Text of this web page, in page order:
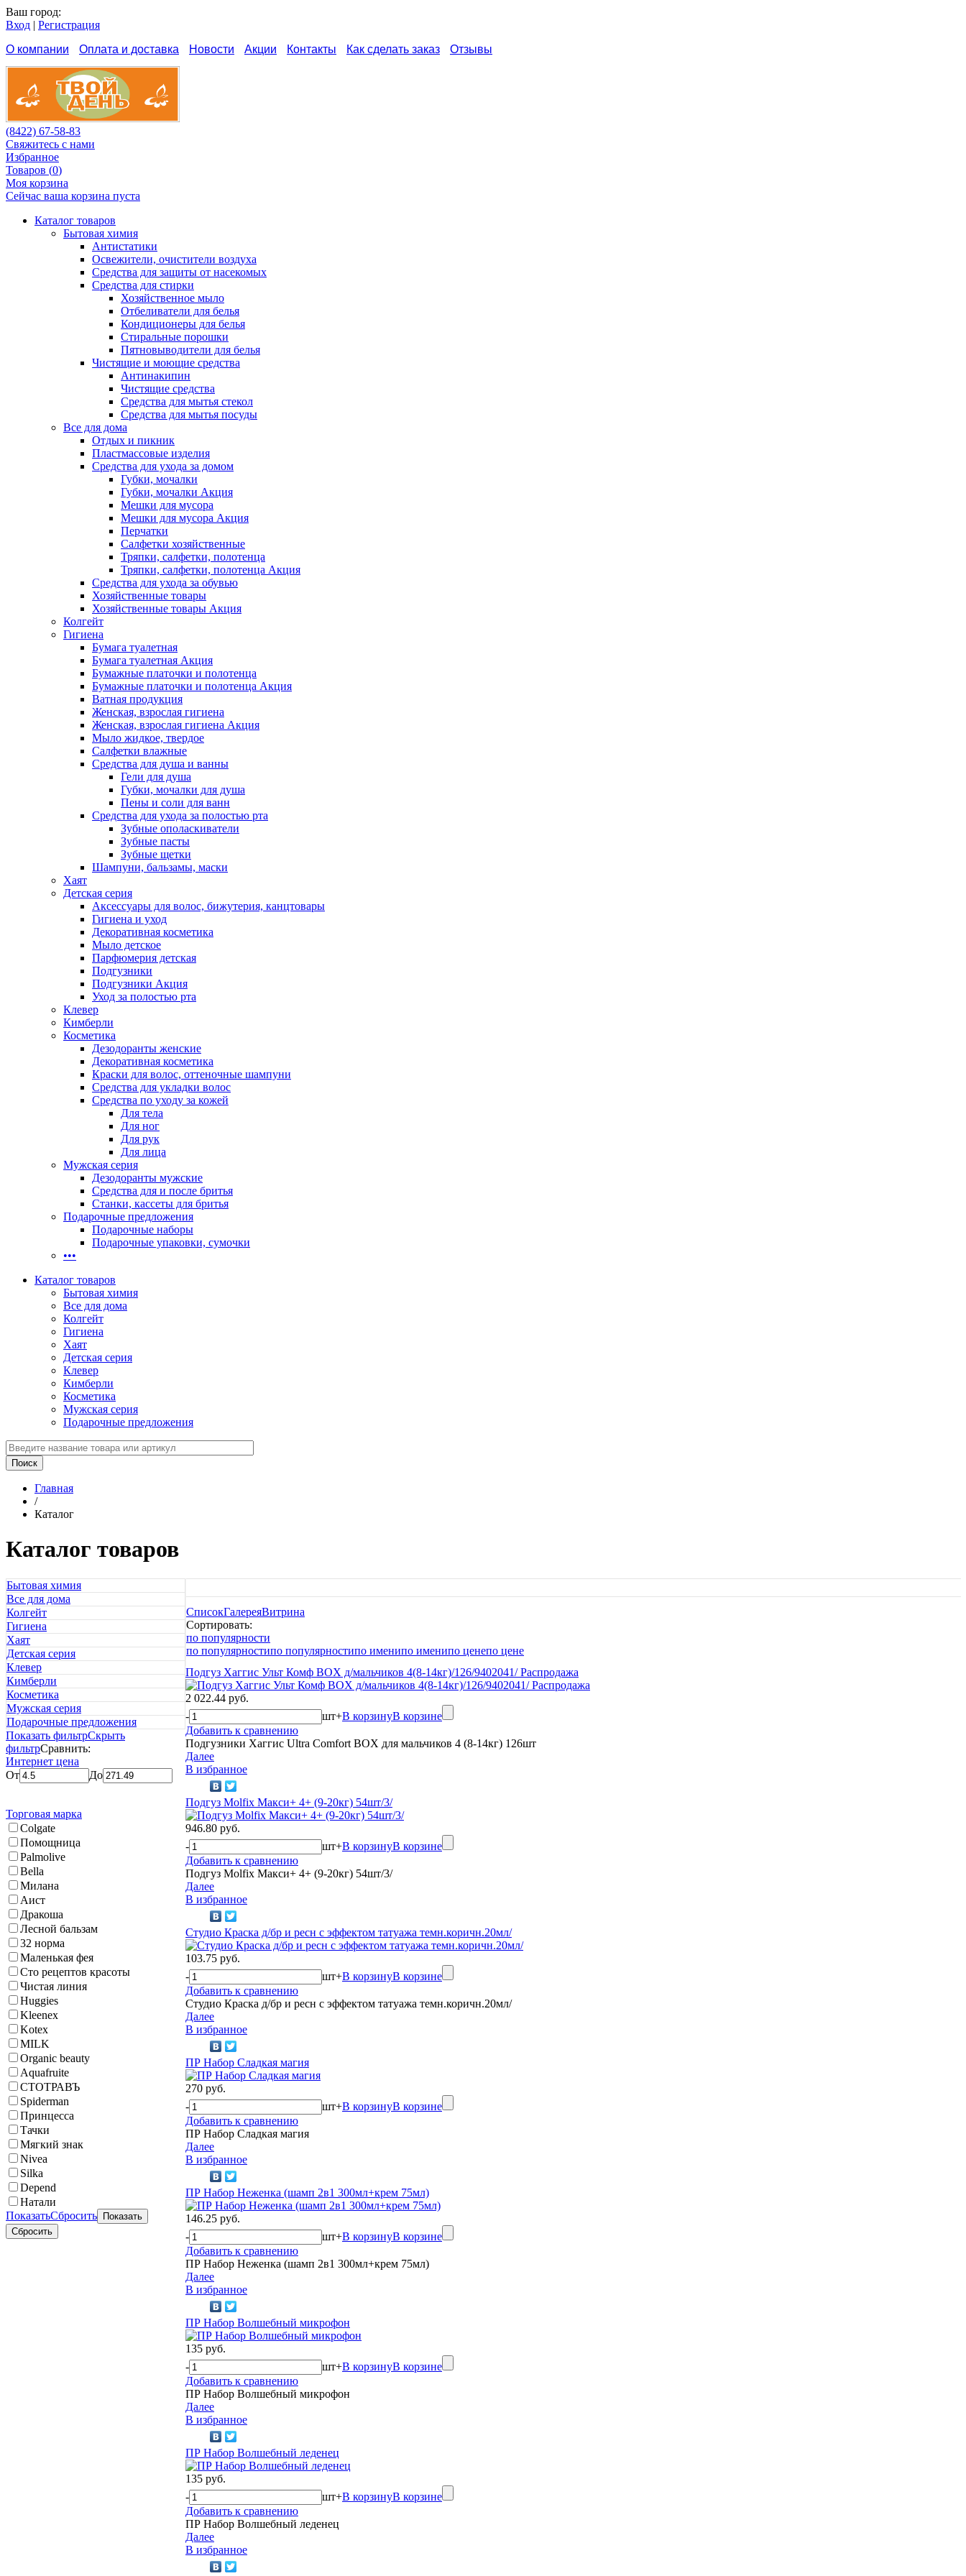
Ваш город:
Вход | Регистрация
О компании
Оплата и доставка Новости Акции Контакты Как сделать заказ Отзывы
(8422) 67-58-83
Свяжитесь с нами
Избранное
Товаров (0)
Моя корзина
Сейчас ваша корзина пуста
Каталог товаров
Бытовая химия
Антистатики
Освежители, очистители воздуха
Средства для защиты от насекомых
Средства для стирки
Хозяйственное мыло
Отбеливатели для белья
Кондиционеры для белья
Стиральные порошки
Пятновыводители для белья
Чистящие и моющие средства
Антинакипин
Чистящие средства
Средства для мытья стекол
Средства для мытья посуды
Все для дома
Отдых и пикник
Пластмассовые изделия
Средства для ухода за домом
Губки, мочалки
Губки, мочалки Акция
Мешки для мусора
Мешки для мусора Акция
Перчатки
Салфетки хозяйственные
Тряпки, салфетки, полотенца
Тряпки, салфетки, полотенца Акция
Средства для ухода за обувью
Хозяйственные товары
Хозяйственные товары Акция
Колгейт
Гигиена
Бумага туалетная
Бумага туалетная Акция
Бумажные платочки и полотенца
Бумажные платочки и полотенца Акция
Ватная продукция
Женская, взрослая гигиена
Женская, взрослая гигиена Акция
Мыло жидкое, твердое
Салфетки влажные
Средства для душа и ванны
Гели для душа
Губки, мочалки для душа
Пены и соли для ванн
Средства для ухода за полостью рта
Зубные ополаскиватели
Зубные пасты
Зубные щетки
Шампуни, бальзамы, маски
Хаят
Детская серия
Аксессуары для волос, бижутерия, канцтовары
Гигиена и уход
Декоративная косметика
Мыло детское
Парфюмерия детская
Подгузники
Подгузники Акция
Уход за полостью рта
Клевер
Кимберли
Косметика
Дезодоранты женские
Декоративная косметика
Краски для волос, оттеночные шампуни
Средства для укладки волос
Средства по уходу за кожей
Для тела
Для ног
Для рук
Для лица
Мужская серия
Дезодоранты мужские
Средства для и после бритья
Станки, кассеты для бритья
Подарочные предложения
Подарочные наборы
Подарочные упаковки, сумочки
•••
Каталог товаров
Бытовая химия
Все для дома
Колгейт
Гигиена
Хаят
Детская серия
Клевер
Кимберли
Косметика
Мужская серия
Подарочные предложения
Главная
/
Каталог
Каталог товаров
Бытовая химия
Все для дома
Колгейт
Гигиена
Хаят
Детская серия
Клевер
Кимберли
Косметика
Мужская серия
Подарочные предложения
Показать фильтрСкрыть
фильтрСравнить:
Интернет цена
От
До
Торговая марка
Colgate
Помощница
Palmolive
Bella
Милана
Аист
Дракоша
Лесной бальзам
32 норма
Маленькая фея
Сто рецептов красоты
Чистая линия
Huggies
Kleenex
Kotex
MILK
Organic beauty
Aquafruite
СТОТРАВЪ
Spiderman
Принцесса
Тачки
Мягкий знак
Nivea
Silka
Depend
Натали
ПоказатьСбросить
СписокГалереяВитрина
Сортировать:
по популярности
по популярностипо популярностипо именипо именипо ценепо цене
Подгуз Хаггис Ульт Комф BOX д/мальчиков 4(8-14кг)/126/9402041/ Распродажа
2 022.44 руб.
-
шт+В корзинуВ корзине
Добавить к сравнению
Подгузники Хаггис Ultra Comfort BOX для мальчиков 4 (8-14кг) 126шт
Далее
В избранное
Подгуз Molfix Макси+ 4+ (9-20кг) 54шт/3/
946.80 руб.
-
шт+В корзинуВ корзине
Добавить к сравнению
Подгуз Molfix Макси+ 4+ (9-20кг) 54шт/3/
Далее
В избранное
Студио Краска д/бр и ресн с эффектом татуажа темн.коричн.20мл/
103.75 руб.
-
шт+В корзинуВ корзине
Добавить к сравнению
Студио Краска д/бр и ресн с эффектом татуажа темн.коричн.20мл/
Далее
В избранное
ПР Набор Сладкая магия
270 руб.
-
шт+В корзинуВ корзине
Добавить к сравнению
ПР Набор Сладкая магия
Далее
В избранное
ПР Набор Неженка (шамп 2в1 300мл+крем 75мл)
146.25 руб.
-
шт+В корзинуВ корзине
Добавить к сравнению
ПР Набор Неженка (шамп 2в1 300мл+крем 75мл)
Далее
В избранное
ПР Набор Волшебный микрофон
135 руб.
-
шт+В корзинуВ корзине
Добавить к сравнению
ПР Набор Волшебный микрофон
Далее
В избранное
ПР Набор Волшебный леденец
135 руб.
-
шт+В корзинуВ корзине
Добавить к сравнению
ПР Набор Волшебный леденец
Далее
В избранное